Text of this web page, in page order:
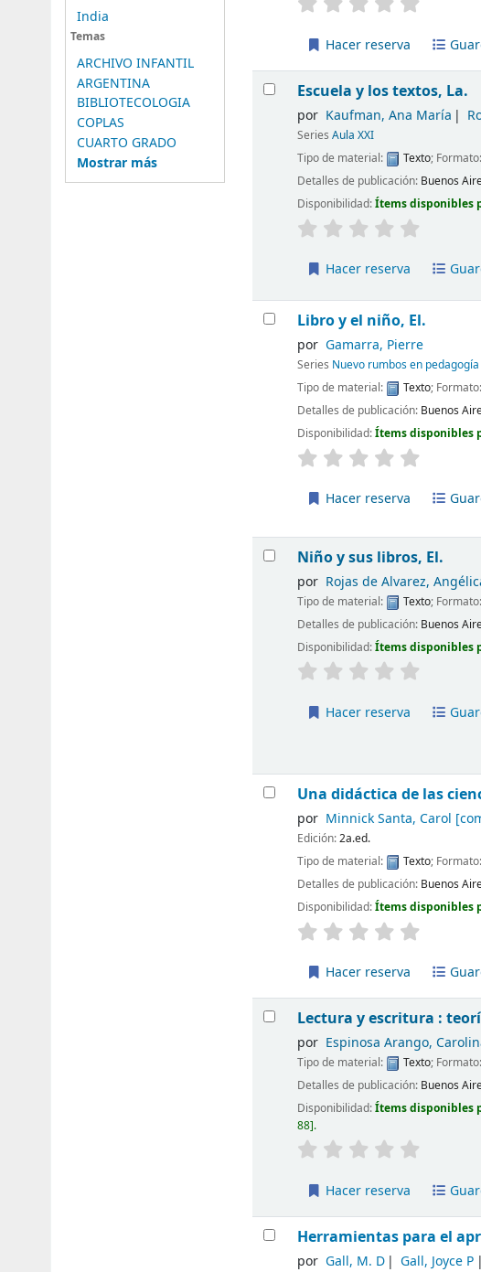
India
Temas
ARCHIVO INFANTIL
ARGENTINA
BIBLIOTECOLOGIA
COPLAS
CUARTO GRADO
Mostrar más
Hacer reserva
Escuela y los textos, La.
por Kaufman, Ana María
SeriesAula XXI
Tipo de material:
Texto; Formato:
Detalles de publicación: Buenos
Disponibilidad:Ítems disponibles
Hacer reserva
Libro y el niño, El.
por Gamarra, Pierre
Series Nuevo rumbos en pedagogía
Tipo de material:
Texto; Formato:
Detalles de publicación: Buenos
Disponibilidad:Ítems disponibles
Hacer reserva
Niño y sus libros, El.
por Rojas de Alvarez,
Tipo de material: Texto; Formato:
Detalles de publicación: Buenos
Disponibilidad:Ítems disponibles
Hacer reserva
Una didáctica de las
por Minnick Santa, Carol
Edición:2a.ed.
Tipo de material:
Texto; Formato:
Detalles de publicación: Buenos
Disponibilidad:Ítems disponibles
Hacer reserva
Lectura y escritura :
por Espinosa Arango,
Tipo de material: Texto; Formato:
Detalles de publicación: Buenos
Disponibilidad:Ítems disponibles
88 .
Hacer reserva
Herramientas para el
por Gall, M. D Gall, Joyce P